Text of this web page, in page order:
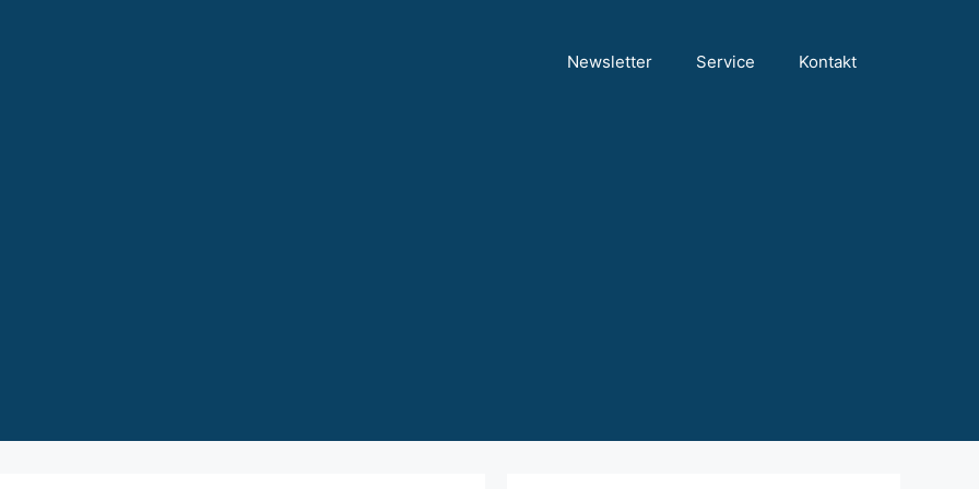
Newsletter Service Kontakt